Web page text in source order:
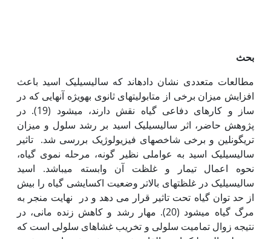
بحث
مطالعات متعددی نشان داده‏اند که سالیسیلیک اسید باعث
افزایش میزان برخی از متابولیت‏های ثانوی به‏ویژه آن‏هایی که در
ساز و کار­های دفاعی گیاه نقش دارند، می‏شود (19). در
پژوهش حاضر، اثر سالیسیلیک اسید بر رشد سلول و میزان
تری‏گونلین و برخی شاخص‏های فیزیولوژیک بررسی شد. تاثیر
سالیسیلیک اسید به عواملی نظیر گونه، مرحله نموی گیاه،
نحوه اعمال تیمار و غلظت آن وابسته می‏باشد. اسید
سالیسیلیک در غلظت­های بالاتر وضعیت اکسایشی گیاه را بیش
از حد توان گیاه تحت تاثیر قرار می دهد و در نهایت منجر به
مرگ گیاه می‏شود (20). مهار رشد و کاهش زنده مانی، در
نتیجه زوال تمامیت سلولی و تخریب غشاهای سلولی است که